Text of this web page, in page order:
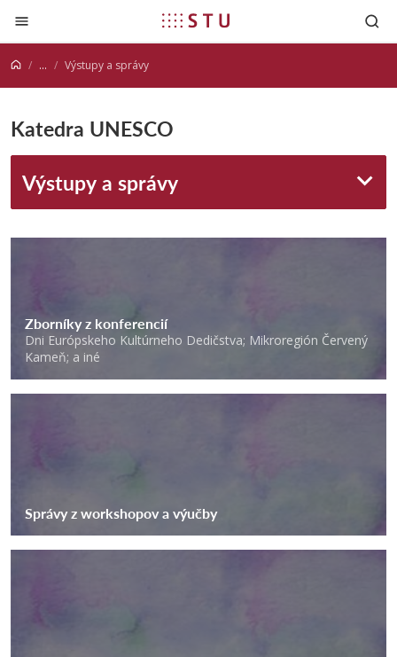
Prejsť na obsah
... Výstupy a správy
Katedra UNESCO
Výstupy a správy
Zborníky z konferencií
Dni Európskeho Kultúrneho Dedičstva; Mikroregión Červený
Kameň; a iné
Správy z workshopov a výučby